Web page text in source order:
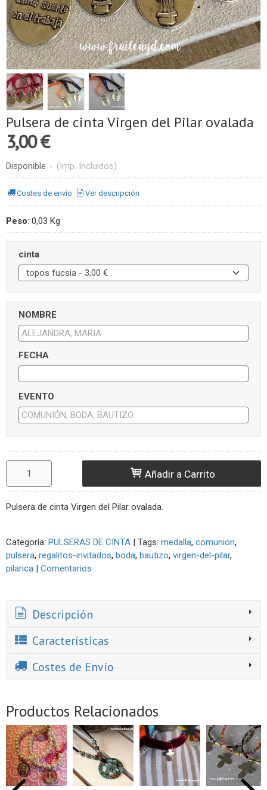
Pulsera de cinta Virgen del Pilar ovalada
3,00 €
Disponible - (Imp. Incluidos)
Costes de envío Ver descripción
Peso: 0,03 Kg
cinta
NOMBRE
FECHA
EVENTO
Añadir a Carrito
Pulsera de cinta Virgen del Pilar ovalada.
Categoría: PULSERAS DE CINTA | Tags: medalla comunion
pulsera regalitos-invitados boda bautizo virgen-del-pilar
pilarica | Comentarios
Descripción
Características
Costes de Envío
Productos Relacionados